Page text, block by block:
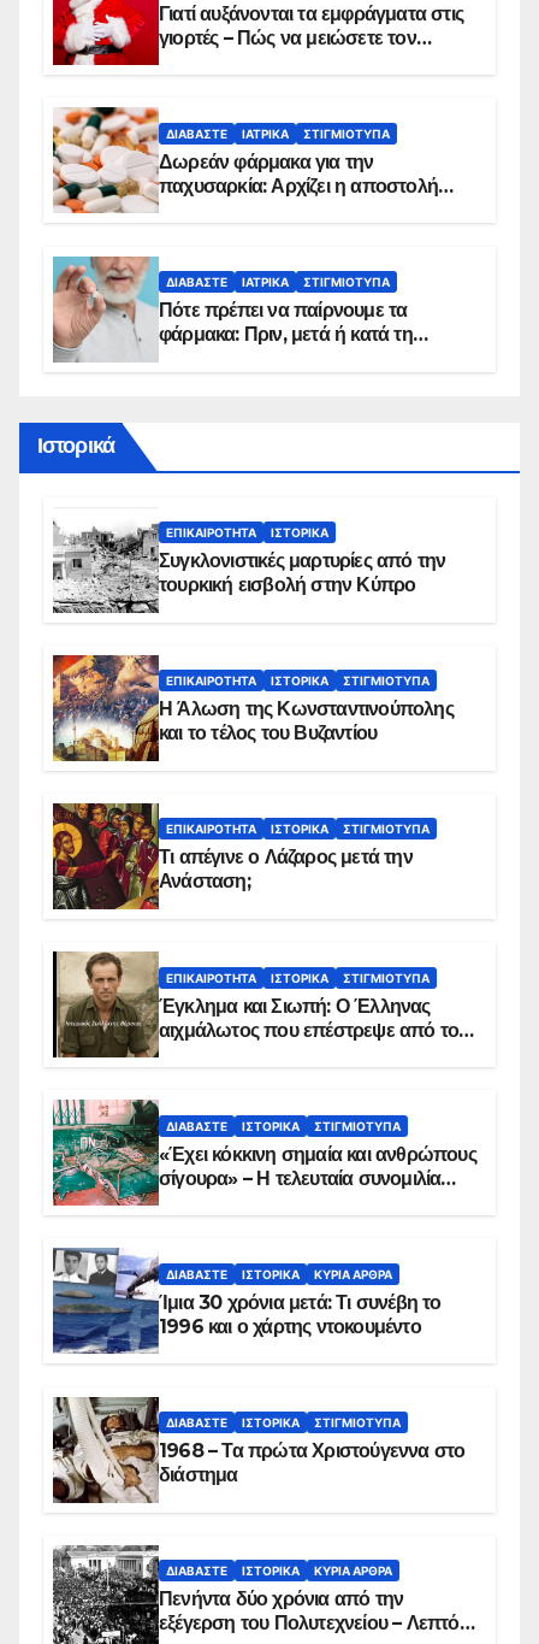
Γιατί αυξάνονται τα εμφράγματα στις
γιορτές – Πώς να μειώσετε τον
ΔΙΑΒΆΣΤΕ ΙΑΤΡΙΚΆ ΣΤΙΓΜΙΌΤΥΠΑ
Δωρεάν φάρμακα για την
παχυσαρκία: Αρχίζει η αποστολή
ΔΙΑΒΆΣΤΕ ΙΑΤΡΙΚΆ ΣΤΙΓΜΙΌΤΥΠΑ
Πότε πρέπει να παίρνουμε τα
φάρμακα: Πριν, μετά ή κατά τη
Ιστορικά
ΕΠΙΚΑΙΡΌΤΗΤΑ ΙΣΤΟΡΙΚΆ
Συγκλονιστικές μαρτυρίες από την
τουρκική εισβολή στην Κύπρο
ΕΠΙΚΑΙΡΌΤΗΤΑ ΙΣΤΟΡΙΚΆ ΣΤΙΓΜΙΌΤΥΠΑ
Η Άλωση της Κωνσταντινούπολης
και το τέλος του Βυζαντίου
ΕΠΙΚΑΙΡΌΤΗΤΑ ΙΣΤΟΡΙΚΆ ΣΤΙΓΜΙΌΤΥΠΑ
Τι απέγινε ο Λάζαρος μετά την
Ανάσταση;
ΕΠΙΚΑΙΡΌΤΗΤΑ ΙΣΤΟΡΙΚΆ ΣΤΙΓΜΙΌΤΥΠΑ
Έγκλημα και Σιωπή: Ο Έλληνας
αιχμάλωτος που επέστρεψε από το
ΔΙΑΒΆΣΤΕ ΙΣΤΟΡΙΚΆ ΣΤΙΓΜΙΌΤΥΠΑ
«Έχει κόκκινη σημαία και ανθρώπους
σίγουρα» – Η τελευταία συνομιλία
ΔΙΑΒΆΣΤΕ ΙΣΤΟΡΙΚΆ ΚΥΡΙΑ ΑΡΘΡΑ
Ίμια 30 χρόνια μετά: Τι συνέβη το
1996 και ο χάρτης ντοκουμέντο
ΔΙΑΒΆΣΤΕ ΙΣΤΟΡΙΚΆ ΣΤΙΓΜΙΌΤΥΠΑ
1968 – Τα πρώτα Χριστούγεννα στο
διάστημα
ΔΙΑΒΆΣΤΕ ΙΣΤΟΡΙΚΆ ΚΥΡΙΑ ΑΡΘΡΑ
Πενήντα δύο χρόνια από την
εξέγερση του Πολυτεχνείου – Λεπτό